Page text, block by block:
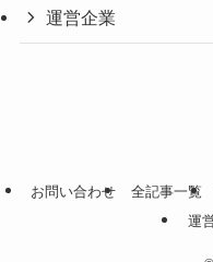
運営企業
お問い合わせ 全記事一覧
運